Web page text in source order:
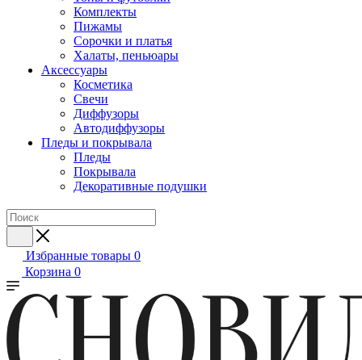
Комплекты
Пижамы
Сорочки и платья
Халаты, пеньюары
Аксессуары
Косметика
Свечи
Диффузоры
Автодиффузоры
Пледы и покрывала
Пледы
Покрывала
Декоративные подушки
Избранные товары 0
Корзина 0